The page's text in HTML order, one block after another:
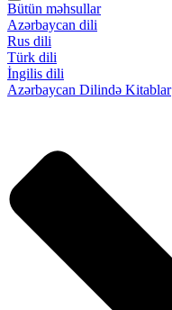
Bütün məhsullar
Azərbaycan dili
Rus dili
Türk dili
İngilis dili
Azərbaycan Dilində Kitablar